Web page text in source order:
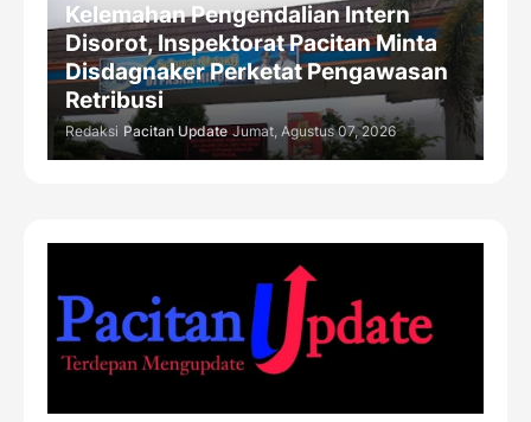
Kelemahan Pengendalian Intern
Disorot, Inspektorat Pacitan Minta
Disdagnaker Perketat Pengawasan
Retribusi
Redaksi Pacitan Update Jumat, Agustus 07, 2026